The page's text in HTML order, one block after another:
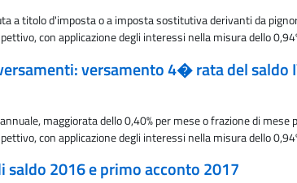
titolo d'imposta o a imposta sostitutiva derivanti da
con applicazione degli interessi nella misura dello
versamento 4� rata del saldo
maggiorata dello 0,40% per mese o frazione di
con applicazione degli interessi nella misura dello
2016 e primo acconto 2017